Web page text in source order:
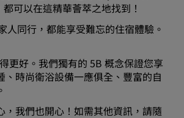
可以在這精華薈萃之地找到！
同行，都能享受難忘的住宿體驗。
更好。我們獨有的 5B 概念保證您享
時尚衛浴設備一應俱全、豐富的自
我們也開心！如需其他資訊，請隨